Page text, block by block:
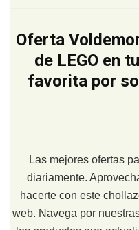
Oferta
de LEGO en
favorita por
Las mejores ofertas
diariamente.
hacerte con este
web. Navega por